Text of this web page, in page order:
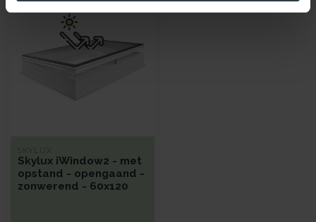
SKYLUX
Skylux iWindow2 - met
opstand - opengaand -
zonwerend - 60x120